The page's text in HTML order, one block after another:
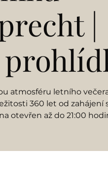
|
atmosféru letního
360 let od zahájení
otevřen až do 21:00